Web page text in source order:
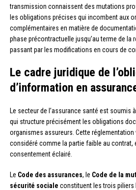
transmission connaissent des mutations
les obligations précises qui incombent aux
complémentaires en matière de
phase précontractuelle jusqu’au terme de la
passant par les modifications en cours de
Le cadre juridique de
d’information en
Le secteur de l’assurance santé est soumis
qui structure précisément les obligations
organismes assureurs. Cette réglementation
considéré comme la partie faible au contrat,
consentement éclairé.
Le Code des assurances, le Code de la
sécurité sociale constituent les trois